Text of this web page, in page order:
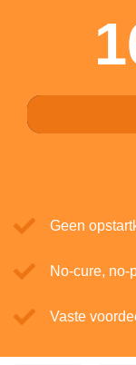
Geen
No-cure, no-
Vaste